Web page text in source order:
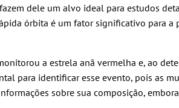
dele um alvo ideal para estudos
órbita é um fator significativo para
a estrela anã vermelha e, ao
para identificar esse evento, pois as
sobre sua composição,